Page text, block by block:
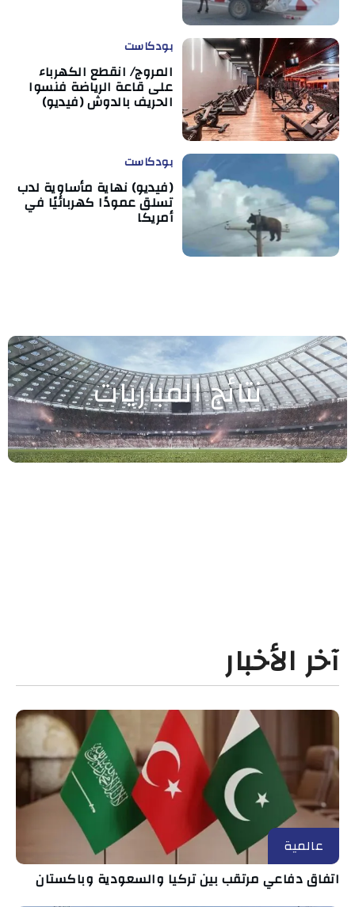
بودكاست
المروج/ انقطع الكهرباء
على قاعة الرياضة فنسوا
الحريف بالدوش (فيديو)
بودكاست
(فيديو) نهاية مأساوية لدب
تسلق عمودًا كهربائيًا في
أمريكا
نتائج المباريات
آخر الأخبار
عالمية
اتفاق دفاعي مرتقب بين تركيا والسعودية وباكستان